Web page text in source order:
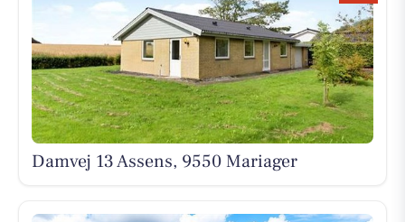
Damvej 13 Assens, 9550 Mariager